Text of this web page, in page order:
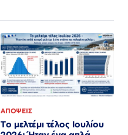
ΑΠΟΨΕΙΣ
Το μελτέμι τέλος Ιουλίου